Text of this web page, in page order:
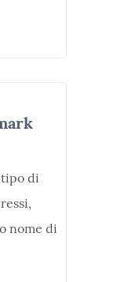
di
nome di